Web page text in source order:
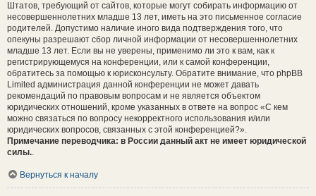
Штатов, требующий от сайтов, которые могут собирать информацию от
несовершеннолетних младше 13 лет, иметь на это письменное согласие
родителей. Допустимо наличие иного вида подтверждения того, что
опекуны разрешают сбор личной информации от несовершеннолетних
младше 13 лет. Если вы не уверены, применимо ли это к вам, как к
регистрирующемуся на конференции, или к самой конференции,
обратитесь за помощью к юрисконсульту. Обратите внимание, что phpBB
Limited администрация данной конференции не может давать
рекомендаций по правовым вопросам и не является объектом
юридических отношений, кроме указанных в ответе на вопрос «С кем
можно связаться по вопросу некорректного использования и/или
юридических вопросов, связанных с этой конференцией?».
Примечание переводчика: в России данный акт не имеет юридической
силы..
Вернуться к началу